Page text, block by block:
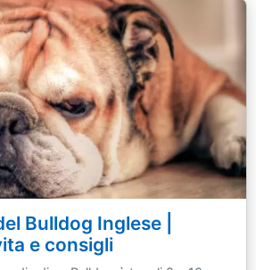
Bulldog Inglese |
e consigli